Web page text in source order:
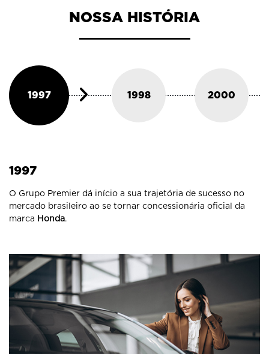
NOSSA HISTÓRIA
1997 1998 2000
1997
O Grupo Premier dá início a sua trajetória de sucesso no
mercado brasileiro ao se tornar concessionária oficial da
marca Honda.